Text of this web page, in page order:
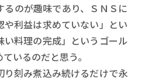
るのが趣味であり、ＳＮＳに
利益は求めていない」とい
い料理の完成」というゴール
いるのだと思う。
り刻み煮込み続けるだけで永